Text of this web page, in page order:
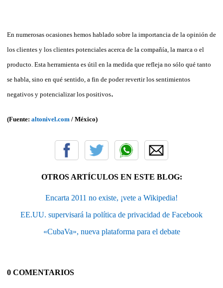
En numerosas ocasiones hemos hablado sobre la importancia de la opinión de
los clientes y los clientes potenciales acerca de la compañía, la marca o el
producto. Esta herramienta es útil en la medida que refleja no sólo qué tanto
se habla, sino en qué sentido, a fin de poder revertir los sentimientos
negativos y potencializar los positivos.
(Fuente: altonivel.com / México)
OTROS ARTÍCULOS EN ESTE BLOG:
Encarta 2011 no existe, ¡vete a Wikipedia!
EE.UU. supervisará la política de privacidad de Facebook
«CubaVa», nueva plataforma para el debate
0 COMENTARIOS